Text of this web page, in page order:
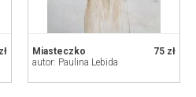
75 zł
Miasteczko
autor: Paulina Lebida